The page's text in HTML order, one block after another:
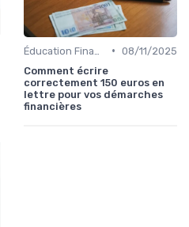
• 08/11/2025
Comment écrire
correctement 150 euros en
lettre pour vos démarches
financières